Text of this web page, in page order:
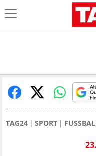
TAG24 SPORT